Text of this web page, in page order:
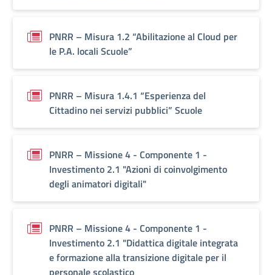
PNRR – Misura 1.2 “Abilitazione al Cloud per
le P.A. locali Scuole”
PNRR – Misura 1.4.1 “Esperienza del
Cittadino nei servizi pubblici” Scuole
PNRR – Missione 4 - Componente 1 -
Investimento 2.1 "Azioni di coinvolgimento
degli animatori digitali"
PNRR – Missione 4 - Componente 1 -
Investimento 2.1 "Didattica digitale integrata
e formazione alla transizione digitale per il
personale scolastico